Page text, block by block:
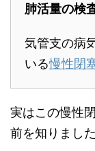
肺活量の検
気管支の病
いる慢性閉
実はこの慢性
前を知りました